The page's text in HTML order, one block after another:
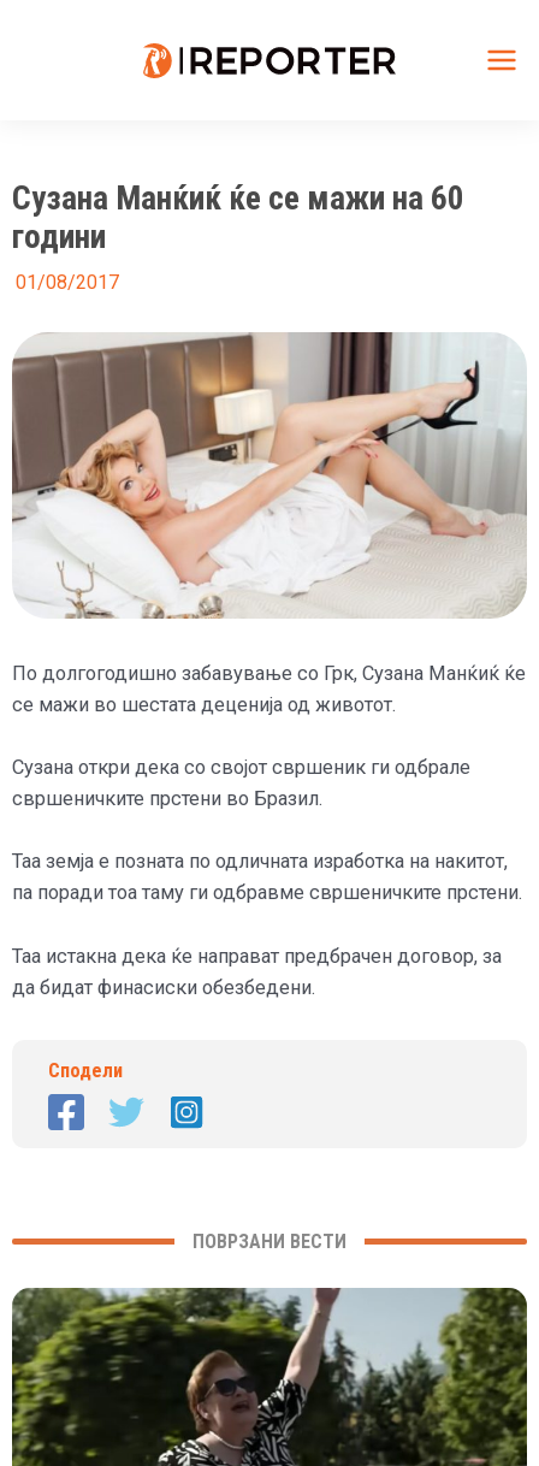
Сузана Манќиќ ќе се мажи на 60
години
01/08/2017
По долгогодишно забавување со Грк, Сузана Манќиќ ќе
се мажи во шестата деценија од животот.
Сузана откри дека со својот свршеник ги одбрале
свршеничките прстени во Бразил.
Таа земја е позната по одличната изработка на накитот,
па поради тоа таму ги одбравме свршеничките прстени.
Таа истакна дека ќе направат предбрачен договор, за
да бидат финасиски обезбедени.
Сподели
ПОВРЗАНИ ВЕСТИ